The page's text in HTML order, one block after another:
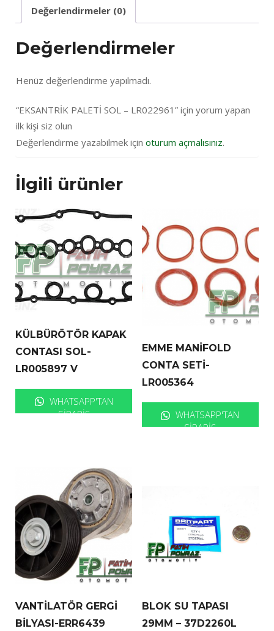
Değerlendirmeler (0)
Değerlendirmeler
Henüz değerlendirme yapılmadı.
“EKSANTRİK PALETİ SOL – LR022961” için yorum yapan
ilk kişi siz olun
Değerlendirme yazabilmek için oturum açmalısınız.
İlgili ürünler
KÜLBÜRÖTÖR KAPAK
CONTASI SOL-
LR005897 V
WHATSAPP'TAN
SIPARIŞ
EMME MANİFOLD
CONTA SETİ-
LR005364
WHATSAPP'TAN
SIPARIŞ
VANTİLATÖR GERGİ
BİLYASI-ERR6439
BLOK SU TAPASI
29MM – 37D2260L